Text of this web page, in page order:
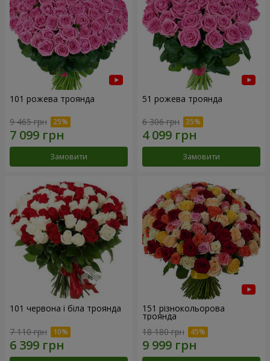
101 рожева троянда
9 465 грн
Замовити
51 рожева троянда
6 306 грн
Замовити
101 червона і біла троянда
7 110 грн
151 різнокольорова
троянда
18 180 грн